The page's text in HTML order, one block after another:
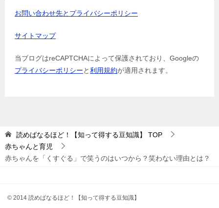
お問い合わせ先とプライバシーポリシー
サイトマップ
当ブログはreCAPTCHAによって保護されており、Googleの
プライバシーポリシーと利用規約が適用されます。
読めばなるほど！【知って得する豆知識】
TOP
赤ちゃんと育児
赤ちゃんを「くすぐる」で笑うのはいつから？笑わない理由とは？
© 2014 読めばなるほど！【知って得する豆知識】